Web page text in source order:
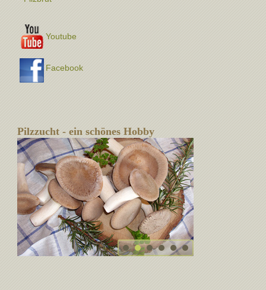
Youtube
Facebook
Pilzzucht - ein schönes Hobby